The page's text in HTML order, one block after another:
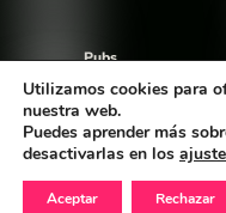
Pubs
Food Trucks
Utilizamos cookies para
nuestra web.
Puedes aprender más
desactivarlas en los
Aceptar Rechazar